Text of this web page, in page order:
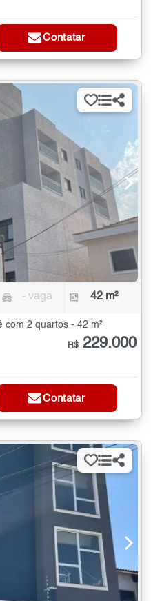
Contatar
- vaga 42 m²
com 2 quartos - 42 m²
R$ 229.000
Contatar